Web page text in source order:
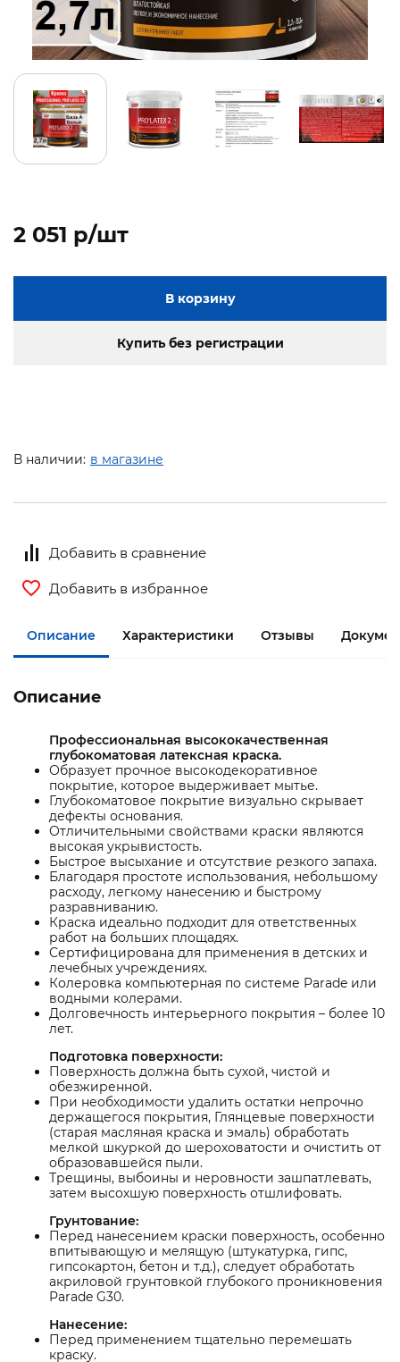
2 051 p/шт
В корзину
Купить без регистрации
В наличии: в магазине
Добавить в сравнение
Добавить в избранное
Описание Характеристики Отзывы
Описание
Профессиональная высококачественная
глубокоматовая латексная краска.
Образует прочное высокодекоративное
покрытие, которое выдерживает мытье.
Глубокоматовое покрытие визуально скрывает
дефекты основания.
Отличительными свойствами краски являются
высокая укрывистость.
Быстрое высыхание и отсутствие резкого запаха.
Благодаря простоте использования, небольшому
расходу, легкому нанесению и быстрому
разравниванию.
Краска идеально подходит для ответственных
работ на больших площадях.
Сертифицирована для применения в детских и
лечебных учреждениях.
Колеровка компьютерная по системе Parade или
водными колерами.
Долговечность интерьерного покрытия – более 10
лет.
Подготовка поверхности:
Поверхность должна быть сухой, чистой и
обезжиренной.
При необходимости удалить остатки непрочно
держащегося покрытия, Глянцевые поверхности
(старая масляная краска и эмаль) обработать
мелкой шкуркой до шероховатости и очистить от
образовавшейся пыли.
Трещины, выбоины и неровности зашпатлевать,
затем высохшую поверхность отшлифовать.
Грунтование:
Перед нанесением краски поверхность, особенно
впитывающую и мелящую (штукатурка, гипс,
гипсокартон, бетон и т.д.), следует обработать
акриловой грунтовкой глубокого проникновения
Parade G30.
Нанесение:
Перед применением тщательно перемешать
краску.